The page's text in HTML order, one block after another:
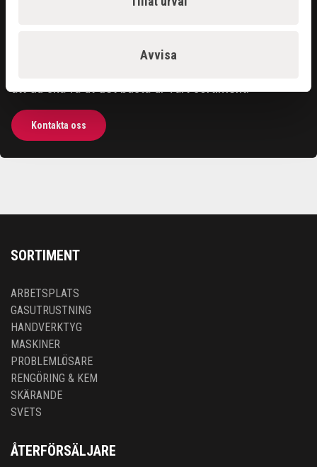
Avvisa
att du ska få ut det bästa ur vårt sortiment.
Kontakta oss
SORTIMENT
ARBETSPLATS
GASUTRUSTNING
HANDVERKTYG
MASKINER
PROBLEMLÖSARE
RENGÖRING & KEM
SKÄRANDE
SVETS
ÅTERFÖRSÄLJARE